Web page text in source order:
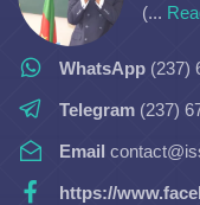
(...
WhatsApp (237)
Telegram (237)
Email
https://